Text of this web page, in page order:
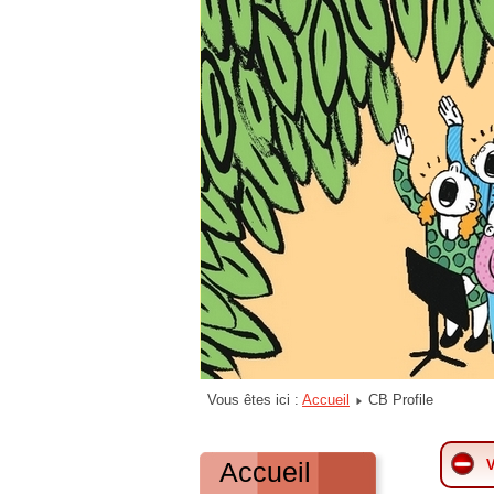
Vous êtes ici : Accueil CB Profile
Accueil